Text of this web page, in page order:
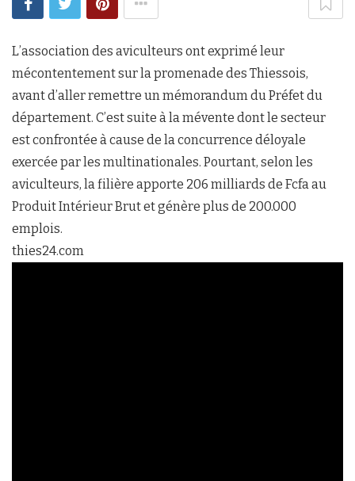
L’association des aviculteurs ont exprimé leur
mécontentement sur la promenade des Thiessois,
avant d’aller remettre un mémorandum du Préfet du
département. C’est suite à la mévente dont le secteur
est confrontée à cause de la concurrence déloyale
exercée par les multinationales. Pourtant, selon les
aviculteurs, la filière apporte 206 milliards de Fcfa au
Produit Intérieur Brut et génère plus de 200.000
emplois.
thies24.com